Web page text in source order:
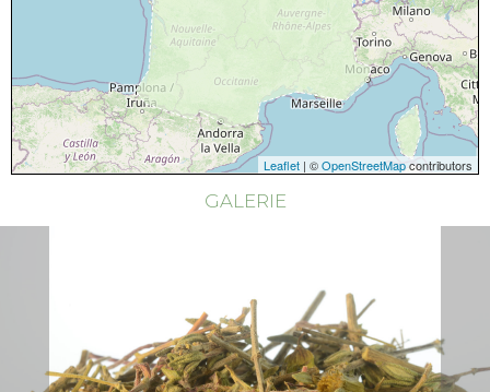
Leaflet | ©OpenStreetMapcontributors
GALERIE